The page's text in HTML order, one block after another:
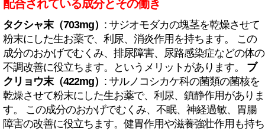
配合されている成分とその働き
タクシャ末（703mg） : サジオモダカの塊茎を乾燥させて
粉末にした生お薬で、利尿、消炎作用を持ちます。 この
成分のおかげでむくみ、排尿障害、尿路感染症などの体の
不調改善に役立ちます。というメリットがあります。 ブ
クリョウ末（422mg） : サルノコシカケ科の菌類の菌核を
乾燥させて粉末にした生お薬で、利尿、鎮静作用がありま
す。 この成分のおかげでむくみ、不眠、神経過敏、胃腸
障害の改善に役立ちます。健胃作用や滋養強壮作用も持ち